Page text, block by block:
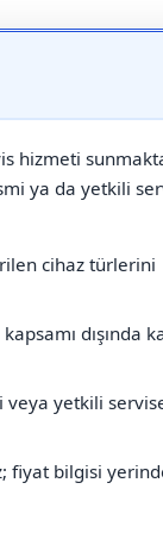
hizmeti
ya da yetkili
cihaz türlerini
dışında
veya yetkili
fiyat bilgisi
"Özel Servis"